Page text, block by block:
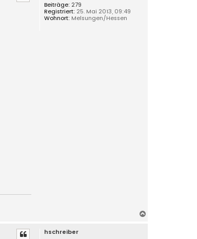
Beiträge: 279
Registriert: 25. Mai 2013, 09:49
Wohnort: Melsungen/Hessen
hschreiber